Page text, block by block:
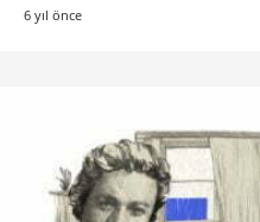
6 yıl önce